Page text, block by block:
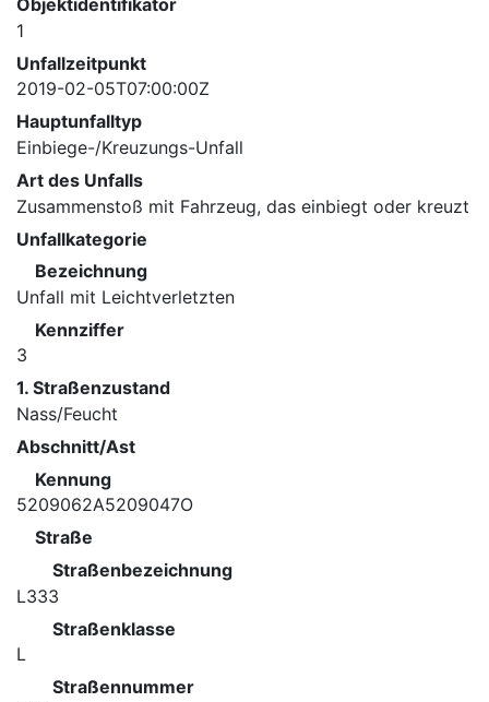
1
Unfallzeitpunkt
2019-02-05T07:00:00Z
Hauptunfalltyp
Einbiege-/Kreuzungs-Unfall
Art des Unfalls
Zusammenstoß mit Fahrzeug, das einbiegt oder kreuzt
Unfallkategorie
Bezeichnung
Unfall mit Leichtverletzten
Kennziffer
3
1. Straßenzustand
Nass/Feucht
Abschnitt/Ast
Kennung
5209062A5209047O
Straße
Straßenbezeichnung
L333
Straßenklasse
L
Straßennummer